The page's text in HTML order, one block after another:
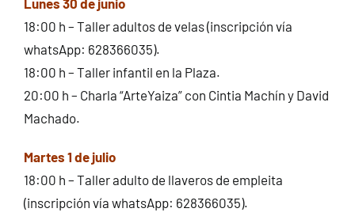
18:00 h – Taller adultos de velas (inscripción vía
whatsApp: 628366035).
18:00 h – Taller infantil en la Plaza.
20:00 h – Charla “ArteYaiza” con Cintia Machín y David
Machado.
Martes 1 de julio
18:00 h – Taller adulto de llaveros de empleita
(inscripción vía whatsApp: 628366035).